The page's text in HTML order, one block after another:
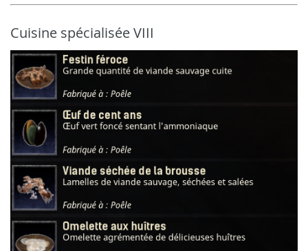
Cuisine spécialisée VIII